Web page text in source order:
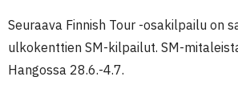
Seuraava Finnish Tour -osakilpailu on
ulkokenttien SM-kilpailut. SM-
Hangossa 28.6.-4.7.